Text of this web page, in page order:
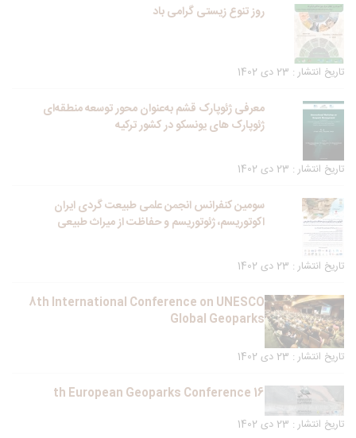
روز تنوع زیستی گرامی باد
تاریخ انتشار : 23 دی 1402
معرفی ژئوپارک قشم به‌عنوان محور توسعه منطقه‌ای
ژئوپارک های یونسکو در کشور ترکیه
تاریخ انتشار : 23 دی 1402
سومین کنفرانس انجمن علمی طبیعت گردی ایران
اکوتوریسم، ژئوتوریسم و حفاظت از میراث طبیعی
تاریخ انتشار : 23 دی 1402
8th International Conference on UNESCO
Global Geoparks
تاریخ انتشار : 23 دی 1402
16 th European Geoparks Conference
تاریخ انتشار : 23 دی 1402